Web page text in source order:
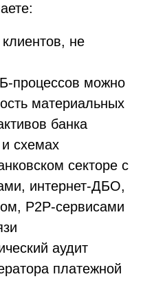
не
процессов можно
материальных
банка
схемах
секторе с
интернет-ДБО,
P2P-cервисами
аудит
платежной